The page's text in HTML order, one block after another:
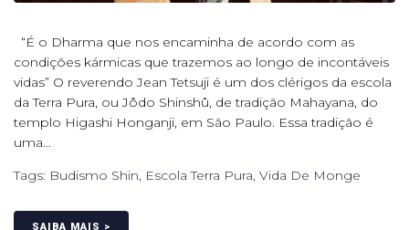
“É o Dharma que nos encaminha de acordo com as
condições kármicas que trazemos ao longo de incontáveis
vidas” O reverendo Jean Tetsuji é um dos clérigos da escola
da Terra Pura, ou Jôdo Shinshû, de tradição Mahayana, do
templo Higashi Honganji, em São Paulo. Essa tradição é
uma...
Tags: Budismo Shin, Escola Terra Pura, Vida De Monge
SAIBA MAIS >